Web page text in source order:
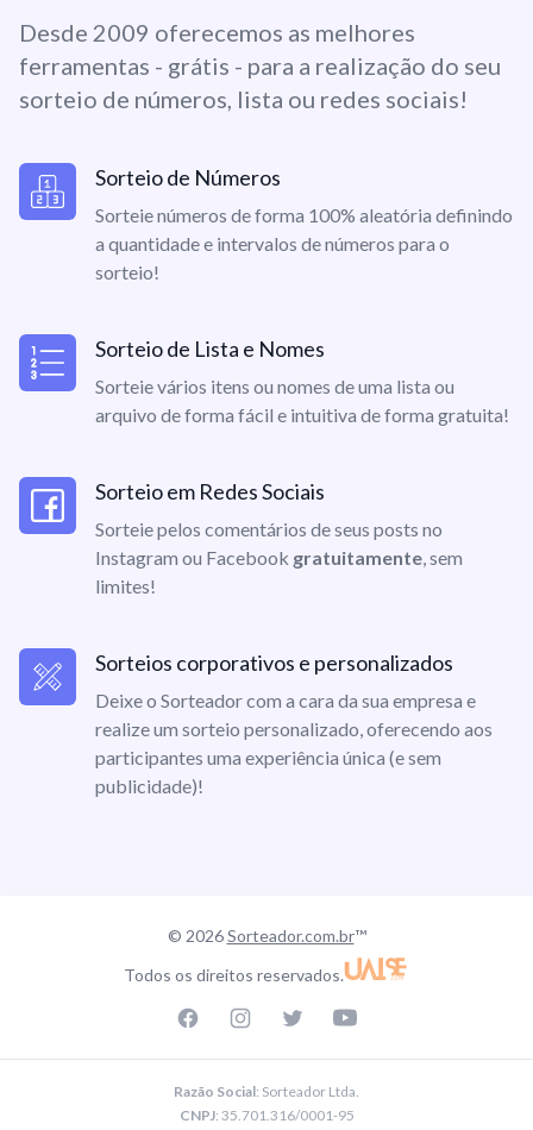
Desde 2009 oferecemos as melhores
ferramentas - grátis - para a realização do seu
sorteio de números, lista ou redes sociais!
Sorteio de Números
Sorteie números de forma 100% aleatória definindo
a quantidade e intervalos de números para o
sorteio!
Sorteio de Lista e Nomes
Sorteie vários itens ou nomes de uma lista ou
arquivo de forma fácil e intuitiva de forma gratuita!
Sorteio em Redes Sociais
Sorteie pelos comentários de seus posts no
Instagram ou Facebook gratuitamente, sem
limites!
Sorteios corporativos e personalizados
Deixe o Sorteador com a cara da sua empresa e
realize um sorteio personalizado, oferecendo aos
participantes uma experiência única (e sem
publicidade)!
© 2026Sorteador.com.br™
Todos os direitos reservados.
Razão Social: Sorteador Ltda.
CNPJ: 35.701.316/0001-95